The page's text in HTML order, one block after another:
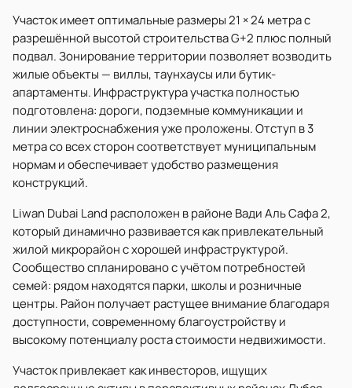
Участок имеет оптимальные размеры 21 × 24 метра с
разрешённой высотой строительства G+2 плюс полный
подвал. Зонирование территории позволяет возводить
жилые объекты — виллы, таунхаусы или бутик-
апартаменты. Инфраструктура участка полностью
подготовлена: дороги, подземные коммуникации и
линии электроснабжения уже проложены. Отступ в 3
метра со всех сторон соответствует муниципальным
нормам и обеспечивает удобство размещения
конструкций.
Liwan Dubai Land расположен в районе Вади Аль Сафа 2,
который динамично развивается как привлекательный
жилой микрорайон с хорошей инфраструктурой.
Сообщество спланировано с учётом потребностей
семей: рядом находятся парки, школы и розничные
центры. Район получает растущее внимание благодаря
доступности, современному благоустройству и
высокому потенциалу роста стоимости недвижимости.
Участок привлекает как инвесторов, ищущих